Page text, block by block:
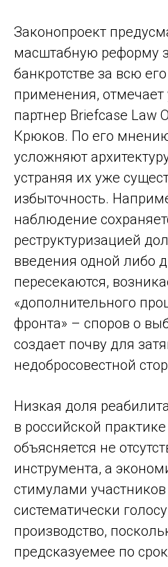
Законопроект
масштабную реформу
банкротстве за всю
применения,
партнер Briefcase Law
Крюков. По его
усложняют
устраняя их уже
избыточность.
наблюдение
реструктуризацией
введения одной либо
пересекаются,
«дополнительного
фронта» – споров о
создает почву для
недобросовестной
Низкая доля
в российской
объясняется не
инструмента, а
стимулами
систематически
производство,
предсказуемее по